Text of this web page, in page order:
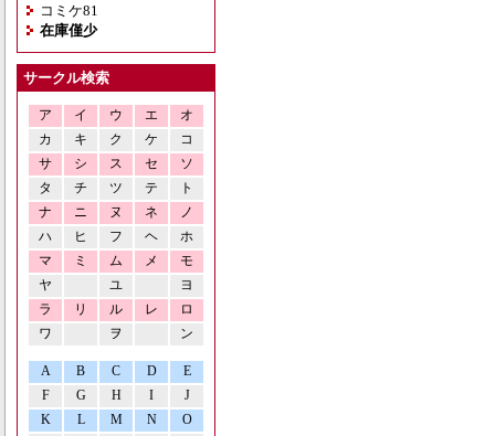
コミケ81
在庫僅少
サークル検索
ア イ ウ エ
オ
カ
キ ク ケ
コ
サ
シ ス セ
ソ
タ
チ ツ テ
ト
ナ
ニ ヌ ネ
ノ
ハ
ヒ フ ヘ
ホ
マ
ミ ム メ
モ
ヤ
ユ
ヨ
ラ
リ ル レ
ロ
ワ
ヲ ン
A B C D
E
F
G H I
J
K
L M N O